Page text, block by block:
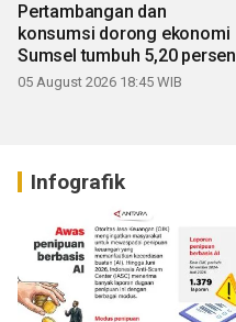
Pertambangan dan
konsumsi dorong ekonomi
Sumsel tumbuh 5,20 persen
05 August 2026 18:45 WIB
Infografik